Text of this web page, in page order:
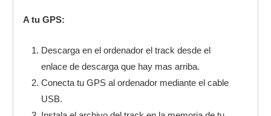
A tu GPS:
Descarga en el ordenador el track desde el
enlace de descarga que hay mas arriba.
Conecta tu GPS al ordenador mediante el cable
USB.